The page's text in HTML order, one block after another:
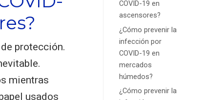
COVID-19 en
ascensores?
¿Cómo prevenir la
infección por
COVID-19 en
mercados
húmedos?
¿Cómo prevenir la
protección.
mientras
usados